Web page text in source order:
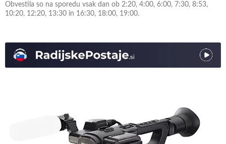
Obvestila so na sporedu vsak dan ob 2:20, 4:00, 6:00, 7:30, 8:53,
10:20, 12:20, 13:30 in 16:30, 18:00, 19:00.